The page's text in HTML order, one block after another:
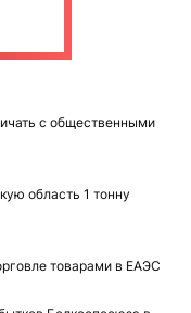
с общественными
область 1 тонну
товарами в ЕАЭС